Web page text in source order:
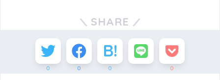
SHARE
0 0 0 0